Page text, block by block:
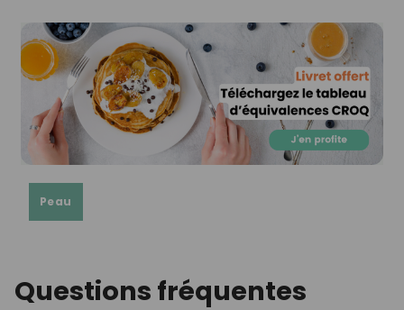
Peau
Questions fréquentes